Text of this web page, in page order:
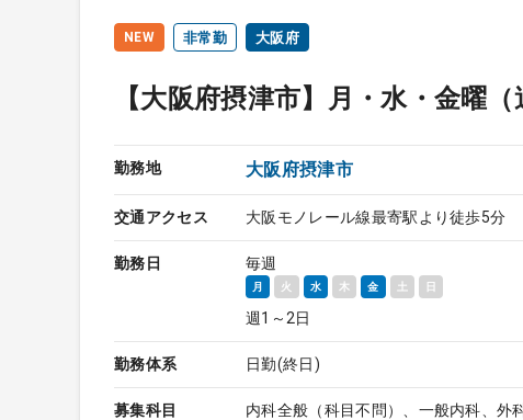
NEW 非常勤 大阪府
【大阪府摂津市】月・水・金曜
勤務地 大阪府摂津市
交通アクセス 大阪モノレール線最寄駅より徒歩5分
勤務日 毎週
月 火 水 木 金 土 日
週1～2日
勤務体系 日勤(終日)
募集科目 内科全般（科目不問）、一般内科、外